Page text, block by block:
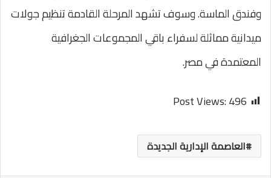
وفندق الماسة. وسوف تشهد المرحلة القادمة تنظيم جولات
ميدانية مماثلة لسفراء باقي المجموعات الجغرافية
المعتمدة في مصر.
Post Views:496
العاصمة الإدارية الجديدة